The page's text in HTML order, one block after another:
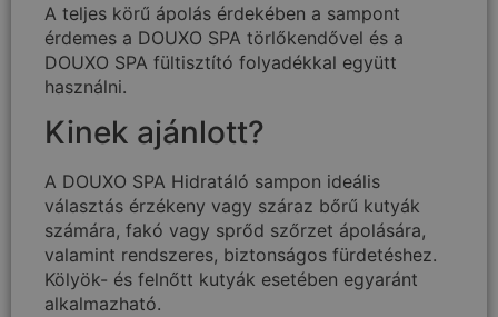
A teljes körű ápolás érdekében a sampont
érdemes a DOUXO SPA törlőkendővel és a
DOUXO SPA fültisztító folyadékkal együtt
használni.
Kinek ajánlott?
A DOUXO SPA Hidratáló sampon ideális
választás érzékeny vagy száraz bőrű kutyák
számára, fakó vagy sprőd szőrzet ápolására,
valamint rendszeres, biztonságos fürdetéshez.
Kölyök- és felnőtt kutyák esetében egyaránt
alkalmazható.